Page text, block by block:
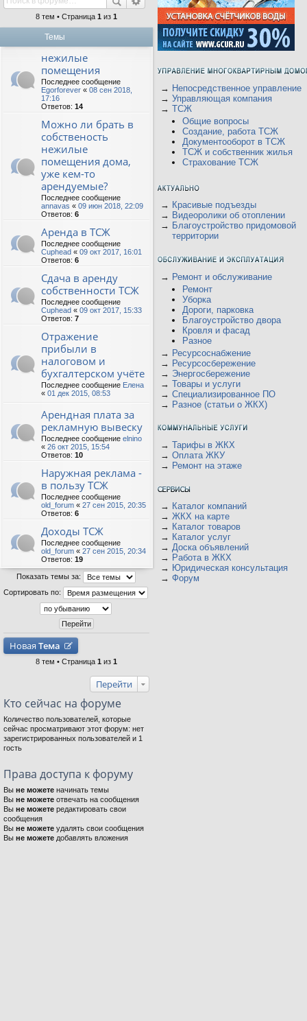
8 тем • Страница 1 из 1
Темы
нежилые
помещения
Последнее сообщение
Egorforever « 08 сен 2018,
17:16
Ответов: 14
Можно ли брать в
собственость
нежилые
помещения дома,
уже кем-то
арендуемые?
Последнее сообщение
annavas « 09 июн 2018, 22:09
Ответов: 6
Аренда в ТСЖ
Последнее сообщение
Cuphead « 09 окт 2017, 16:01
Ответов: 6
Сдача в аренду
собственности ТСЖ
Последнее сообщение
Cuphead « 09 окт 2017, 15:33
Ответов: 7
Отражение
прибыли в
налоговом и
бухгалтерском учёте
Последнее сообщение Елена
« 01 дек 2015, 08:53
Арендная плата за
рекламную вывеску
Последнее сообщение elnino
« 26 окт 2015, 15:54
Ответов: 10
Наружная реклама -
в пользу ТСЖ
Последнее сообщение
old_forum « 27 сен 2015, 20:35
Ответов: 6
Доходы ТСЖ
Последнее сообщение
old_forum « 27 сен 2015, 20:34
Ответов: 19
Показать темы за:
Сортировать по:
Новая Тема
8 тем • Страница 1 из 1
Перейти
Кто сейчас на форуме
Количество пользователей, которые
сейчас просматривают этот форум: нет
зарегистрированных пользователей и 1
гость
Права доступа к форуму
Вы не можете начинать темы
Вы не можете отвечать на сообщения
Вы не можете редактировать свои
сообщения
Вы не можете удалять свои сообщения
Вы не можете добавлять вложения
→ Непосредственное управление
→ Управляющая компания
→ ТСЖ
Общие вопросы
Создание, работа ТСЖ
Документооборот в ТСЖ
ТСЖ и собственник жилья
Страхование ТСЖ
→ Красивые подъезды
→ Видеоролики об отоплении
→ Благоустройство придомовой
территории
→ Ремонт и обслуживание
Ремонт
Уборка
Дороги, парковка
Благоустройство двора
Кровля и фасад
Разное
→ Ресурсоснабжение
→ Ресурсосбережение
→ Энергосбережение
→ Товары и услуги
→ Специализированное ПО
→ Разное (статьи о ЖКХ)
→ Тарифы в ЖКХ
→ Оплата ЖКУ
→ Ремонт на этаже
→ Каталог компаний
→ ЖКХ на карте
→ Каталог товаров
→ Каталог услуг
→ Доска объявлений
→ Работа в ЖКХ
→ Юридическая консультация
→ Форум